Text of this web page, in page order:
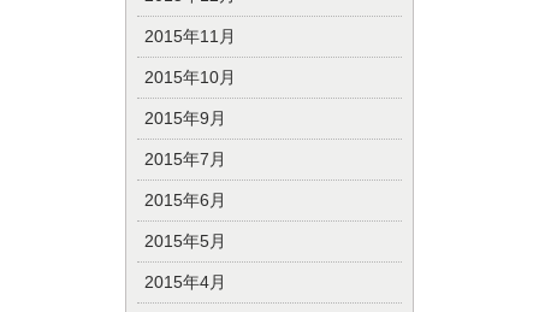
2015年11月
2015年10月
2015年9月
2015年7月
2015年6月
2015年5月
2015年4月